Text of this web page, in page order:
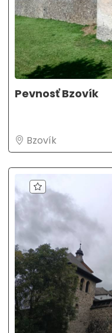
Pevnosť Bzovík
Bzovík